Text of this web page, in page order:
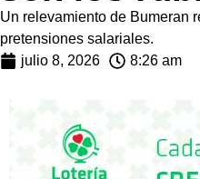
Un relevamiento de Bumeran
pretensiones salariales.
julio 8, 2026
8:26 am